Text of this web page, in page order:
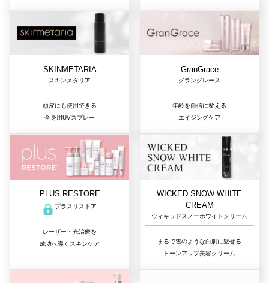
SKINMETARIA
スキンメタリア
頭皮にも使用できる
全身用UVスプレー
GranGrace
グラングレース
年齢を自信に変える
エイジングケア
PLUS RESTORE
プラスリストア
レーザー・光治療を
成功へ導くスキンケア
WICKED SNOW WHITE
CREAM
ウィキッドスノーホワイトクリーム
まるで雪のような白肌に魅せる
トーンアップ美容クリーム